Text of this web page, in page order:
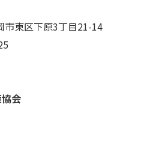
東区下原3丁目21-14
会